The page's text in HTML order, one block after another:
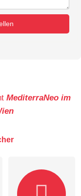
MediterraNeo im